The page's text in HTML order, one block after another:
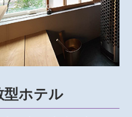
型ホテル